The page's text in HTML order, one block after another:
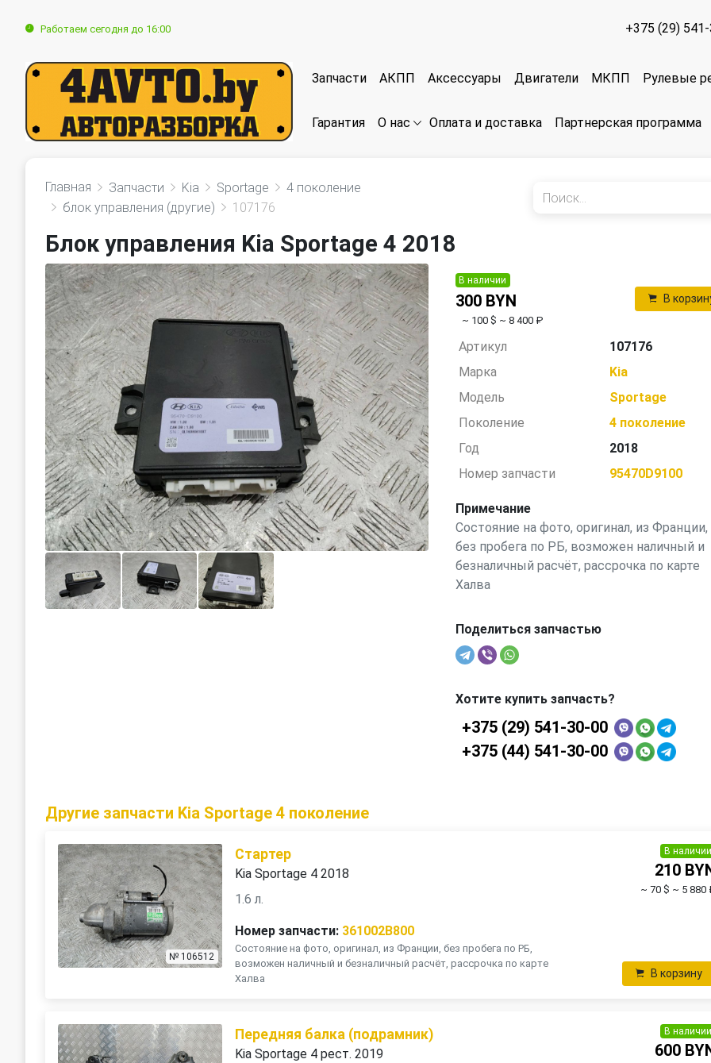
Работаем сегодня до 16:00 +375 (29)
Запчасти АКПП Аксессуары Двигатели МКПП Рулевые
Гарантия О нас Оплата и доставка Партнерская программа
Главная Запчасти Kia Sportage
4 поколение
блок управления (другие)
107176
Блок управления Kia Sportage 4 2018
В наличии
300 BYN
~ 100 $ ~ 8 400 ₽
В
Артикул
107176
Марка
Kia
Модель
Sportage
Поколение
4 поколение
Год
2018
Номер запчасти
95470D9100
Примечание
Состояние на фото, оригинал, из Франции,
без пробега по РБ, возможен наличный и
безналичный расчёт, рассрочка по карте
Халва
Поделиться запчастью
Хотите купить запчасть?
+375 (29) 541-30-00
+375 (44) 541-30-00
Другие запчасти Kia Sportage 4 поколение
№ 106512
Стартер
Kia Sportage 4 2018
1.6 л.
Номер запчасти: 361002B800
Состояние на фото, оригинал, из Франции, без пробега по РБ,
возможен наличный и безналичный расчёт, рассрочка по карте
Халва
В наличии
210
~ 70 $ ~ 5 880
В корзину
Передняя балка (подрамник)
Kia Sportage 4 рест. 2019
В наличии
600